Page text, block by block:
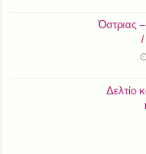
Όστριας
/
Δελτίο